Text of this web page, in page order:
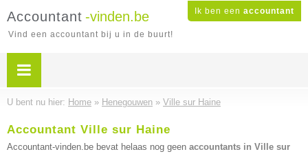
Ik ben een accountant
Accountant -vinden.be
Vind een accountant bij u in de buurt!
U bent nu hier: Home » Henegouwen » Ville sur Haine
Accountant Ville sur Haine
Accountant-vinden.be bevat helaas nog geen accountants in Ville sur